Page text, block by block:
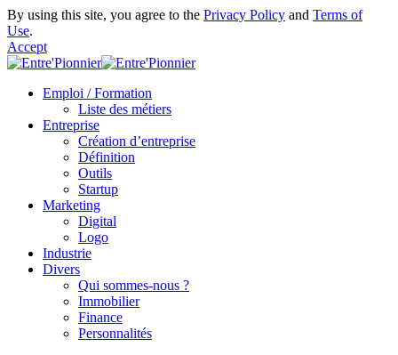
By using this site, you agree to the Privacy Policy and Terms of
Use.
Accept
Emploi / Formation
Liste des métiers
Entreprise
Création d’entreprise
Définition
Outils
Startup
Marketing
Digital
Logo
Industrie
Divers
Qui sommes-nous ?
Immobilier
Finance
Personnalités